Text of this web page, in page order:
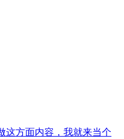
这方面内容，我就来当个